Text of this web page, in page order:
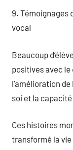
9. Témoignages
vocal
Beaucoup
positives avec
l’amélioration
soi et la
Ces histoires
transformé la